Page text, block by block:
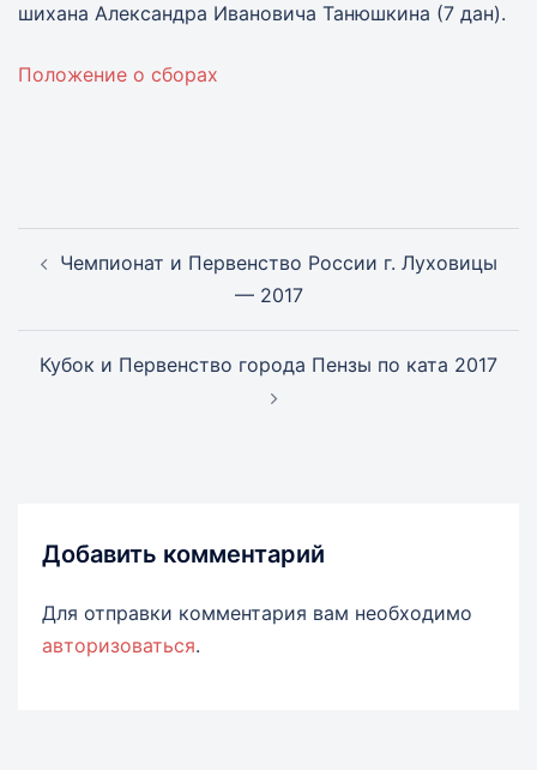
шихана Александра Ивановича Танюшкина (7 дан).
Положение о сборах
записи
Чемпионат и Первенство России г. Луховицы
— 2017
Кубок и Первенство города Пензы по ката 2017
Добавить комментарий
Для отправки комментария вам необходимо
авторизоваться.